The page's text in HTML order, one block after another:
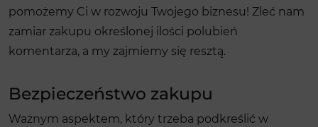
pomożemy Ci w rozwoju Twojego biznesu! Zleć nam
zamiar zakupu określonej ilości polubień
komentarza, a my zajmiemy się resztą.
Bezpieczeństwo zakupu
Ważnym aspektem, który trzeba podkreślić w